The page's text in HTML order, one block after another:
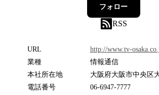
フォロー
RSS
URL
http://www.tv-
業種
情報通信
本社所在地
大阪府大阪市中央区
電話番号
06-6947-7777